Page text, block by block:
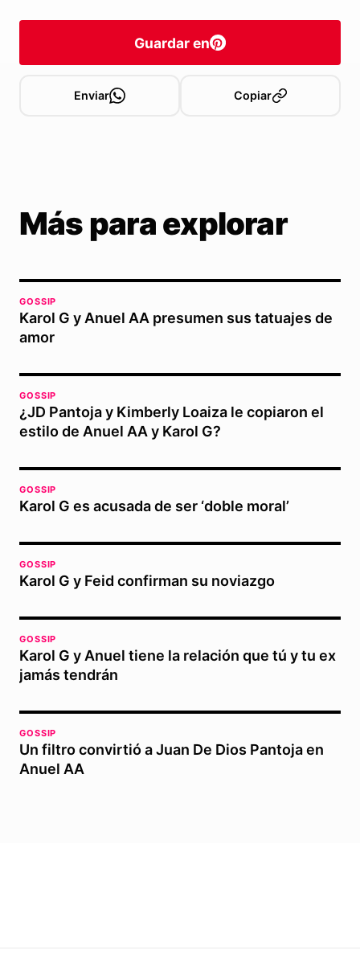
Guardar en
Enviar Copiar
Más para explorar
GOSSIP
Karol G y Anuel AA presumen sus tatuajes de
amor
GOSSIP
¿JD Pantoja y Kimberly Loaiza le copiaron el
estilo de Anuel AA y Karol G?
GOSSIP
Karol G es acusada de ser ‘doble moral’
GOSSIP
Karol G y Feid confirman su noviazgo
GOSSIP
Karol G y Anuel tiene la relación que tú y tu ex
jamás tendrán
GOSSIP
Un filtro convirtió a Juan De Dios Pantoja en
Anuel AA